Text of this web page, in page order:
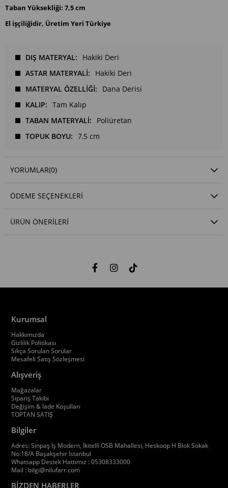
Taban Yüksekliği: 7,5 cm
El işçiliğidir, Üretim Yeri Türkiye
DIŞ MATERYAL
Hakiki Deri
ASTAR MATERYALİ
Hakiki Deri
MATERYAL ÖZELLİĞİ
Dana Derisi
KALIP
Tam Kalıp
TABAN MATERYALİ
Poliüretan
TOPUK BOYU
7,5 cm
YORUMLAR(0)
ÖDEME SEÇENEKLERI
ÜRÜN ÖNERILERI
Kurumsal
Hakkımızda
Gizlilik Politikası
Sıkça Sorulan Sorular
Mesafeli Satış Sözleşmesi
Alışveriş
Mağazalar
Sipariş Takibi
Değişim & İade Koşulları
TOPTAN SATIŞ
Bilgiler
Adres: Sinpaş İş Modern, İkitelli OSB Mahallesi, Heskoop H Blok Sokak
No:18/A Başakşehir İstanbul
Whatsapp Destek Hattımız : 05308333000
Mail : bilgi@nilufarr.com
BİZDEN HABERLER